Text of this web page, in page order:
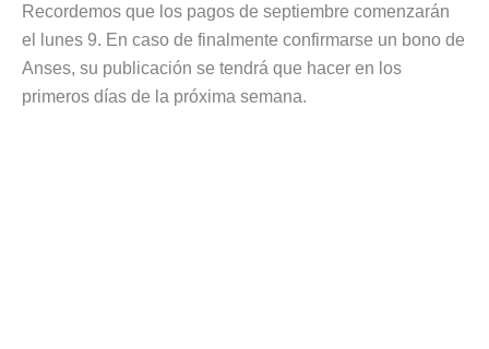
Recordemos que los pagos de septiembre comenzarán
el lunes 9. En caso de finalmente confirmarse un bono de
Anses, su publicación se tendrá que hacer en los
primeros días de la próxima semana.